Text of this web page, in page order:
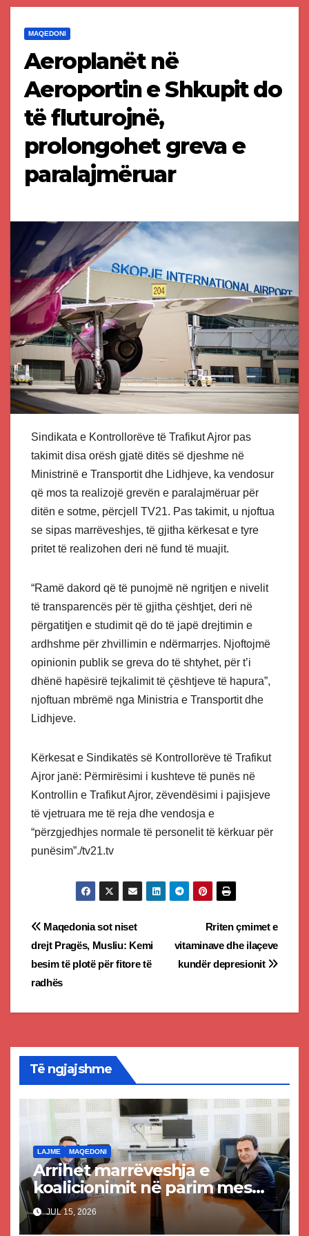
MAQEDONI
Aeroplanët në
Aeroportin e Shkupit do
të fluturojnë,
prolongohet greva e
paralajmëruar
Sindikata e Kontrollorëve të Trafikut Ajror pas
takimit disa orësh gjatë ditës së djeshme në
Ministrinë e Transportit dhe Lidhjeve, ka vendosur
që mos ta realizojë grevën e paralajmëruar për
ditën e sotme, përcjell TV21. Pas takimit, u njoftua
se sipas marrëveshjes, të gjitha kërkesat e tyre
pritet të realizohen deri në fund të muajit.
“Ramë dakord që të punojmë në ngritjen e nivelit
të transparencës për të gjitha çështjet, deri në
përgatitjen e studimit që do të japë drejtimin e
ardhshme për zhvillimin e ndërmarrjes. Njoftojmë
opinionin publik se greva do të shtyhet, për t’i
dhënë hapësirë ​​tejkalimit të çështjeve të hapura”,
njoftuan mbrëmë nga Ministria e Transportit dhe
Lidhjeve.
Kërkesat e Sindikatës së Kontrollorëve të Trafikut
Ajror janë: Përmirësimi i kushteve të punës në
Kontrollin e Trafikut Ajror, zëvendësimi i pajisjeve
të vjetruara me të reja dhe vendosja e
“përzgjedhjes normale të personelit të kërkuar për
punësim”./tv21.tv
Post
navigation
Rriten çmimet e
vitaminave dhe ilaçeve
kundër depresionit
Maqedonia sot niset
drejt Pragës, Musliu: Kemi
besim të plotë për fitore të
radhës
Të ngjajshme
LAJME MAQEDONI
Arrihet marrëveshja e
koalicionimit në parim mes
Kurtit dhe Abdixhikut
JUL 15, 2026